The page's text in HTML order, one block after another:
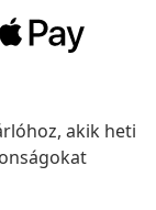
akik heti